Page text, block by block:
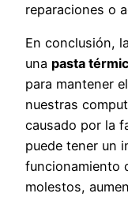
reparaciones o
En conclusión,
una pasta
para mantener
nuestras
causado por la
puede tener un
funcionamiento
molestos,